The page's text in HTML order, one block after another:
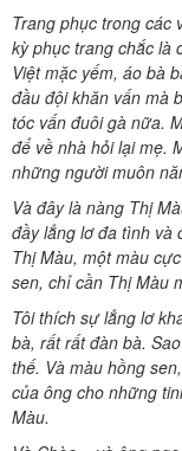
Trang phục trong các
kỳ phục trang chắc là
Việt mặc yếm, áo bà
đầu đội khăn vấn mà
tóc vấn đuôi gà nữa.
để về nhà hỏi lại mẹ.
những người muôn
Và đây là nàng Thị
đầy lẳng lơ đa tình và
Thị Màu, một màu
sen, chỉ cần Thị Màu
Tôi thích sự lẳng lơ
bà, rất rất đàn bà.
thế. Và màu hồng
của ông cho những
Màu.